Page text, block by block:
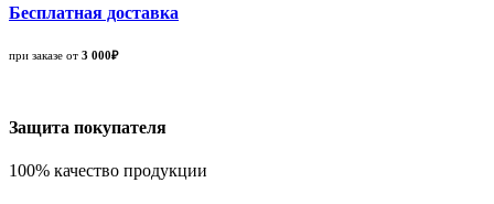
Бесплатная доставка
при заказе от 3 000₽
Защита покупателя
100% качество продукции